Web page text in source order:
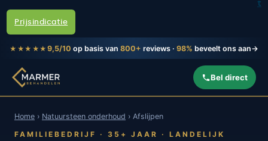
Prijsindicatie
t
★★★★★ 9,5/10 op basis van 800+ reviews · 98% beveelt ons aan→
Bel direct
Home › Natuursteen onderhoud › Afslijpen
FAMILIEBEDRIJF · 35+ JAAR · LANDELIJK